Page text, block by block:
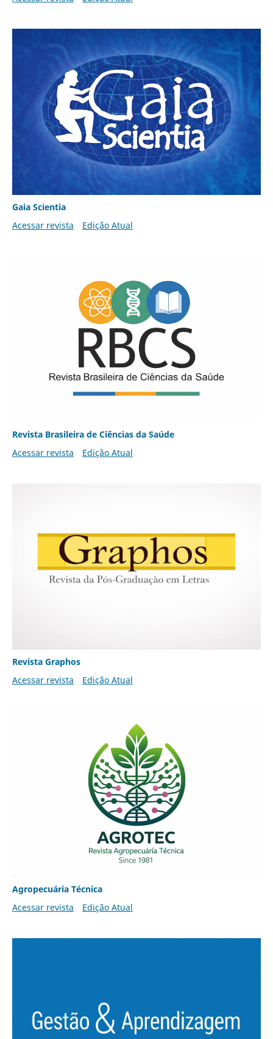
Gaia Scientia
Acessar revista
Edição Atual
Revista Brasileira de Ciências da Saúde
Acessar revista
Edição Atual
Revista Graphos
Acessar revista
Edição Atual
Agropecuária Técnica
Acessar revista
Edição Atual